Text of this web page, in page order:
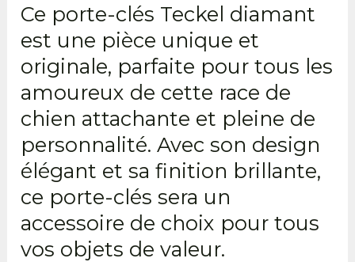
Ce porte-clés Teckel diamant
est une pièce unique et
originale, parfaite pour tous les
amoureux de cette race de
chien attachante et pleine de
personnalité. Avec son design
élégant et sa finition brillante,
ce porte-clés sera un
accessoire de choix pour tous
vos objets de valeur.